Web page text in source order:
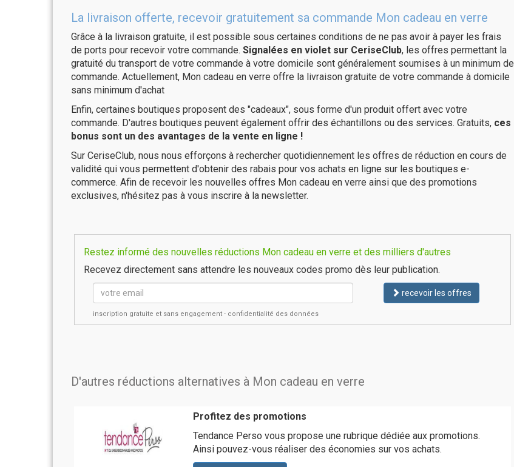
La livraison offerte, recevoir gratuitement sa commande Mon cadeau en verre
Grâce à la livraison gratuite, il est possible sous certaines conditions de ne pas avoir à payer les frais
de ports pour recevoir votre commande. Signalées en violet sur CeriseClub, les offres permettant la
gratuité du transport de votre commande à votre domicile sont généralement soumises à un minimum de
commande. Actuellement, Mon cadeau en verre offre la livraison gratuite de votre commande à domicile
sans minimum d'achat
Enfin, certaines boutiques proposent des "cadeaux", sous forme d'un produit offert avec votre
commande. D'autres boutiques peuvent également offrir des échantillons ou des services. Gratuits, ces
bonus sont un des avantages de la vente en ligne !
Sur CeriseClub, nous nous efforçons à rechercher quotidiennement les offres de réduction en cours de
validité qui vous permettent d'obtenir des rabais pour vos achats en ligne sur les boutiques e-
commerce. Afin de recevoir les nouvelles offres Mon cadeau en verre ainsi que des promotions
exclusives, n'hésitez pas à vous inscrire à la newsletter.
Restez informé des nouvelles réductions Mon cadeau en verre et des milliers d'autres
Recevez directement sans attendre les nouveaux codes promo dès leur publication.
recevoir les offres
inscription gratuite et sans engagement - confidentialité des données
D'autres réductions alternatives à Mon cadeau en verre
Profitez des promotions
Tendance Perso vous propose une rubrique dédiée aux promotions.
Ainsi pouvez-vous réaliser des économies sur vos achats.